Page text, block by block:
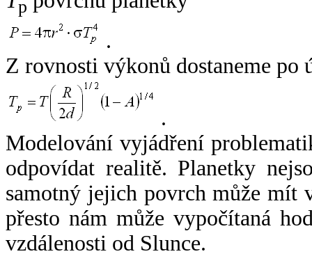
p
.
Z rovnosti výkonů dostaneme po
.
Modelování vyjádření
odpovídat realitě. Planetky
samotný jejich povrch může mít
přesto nám může vypočítaná
vzdálenosti od Slunce.